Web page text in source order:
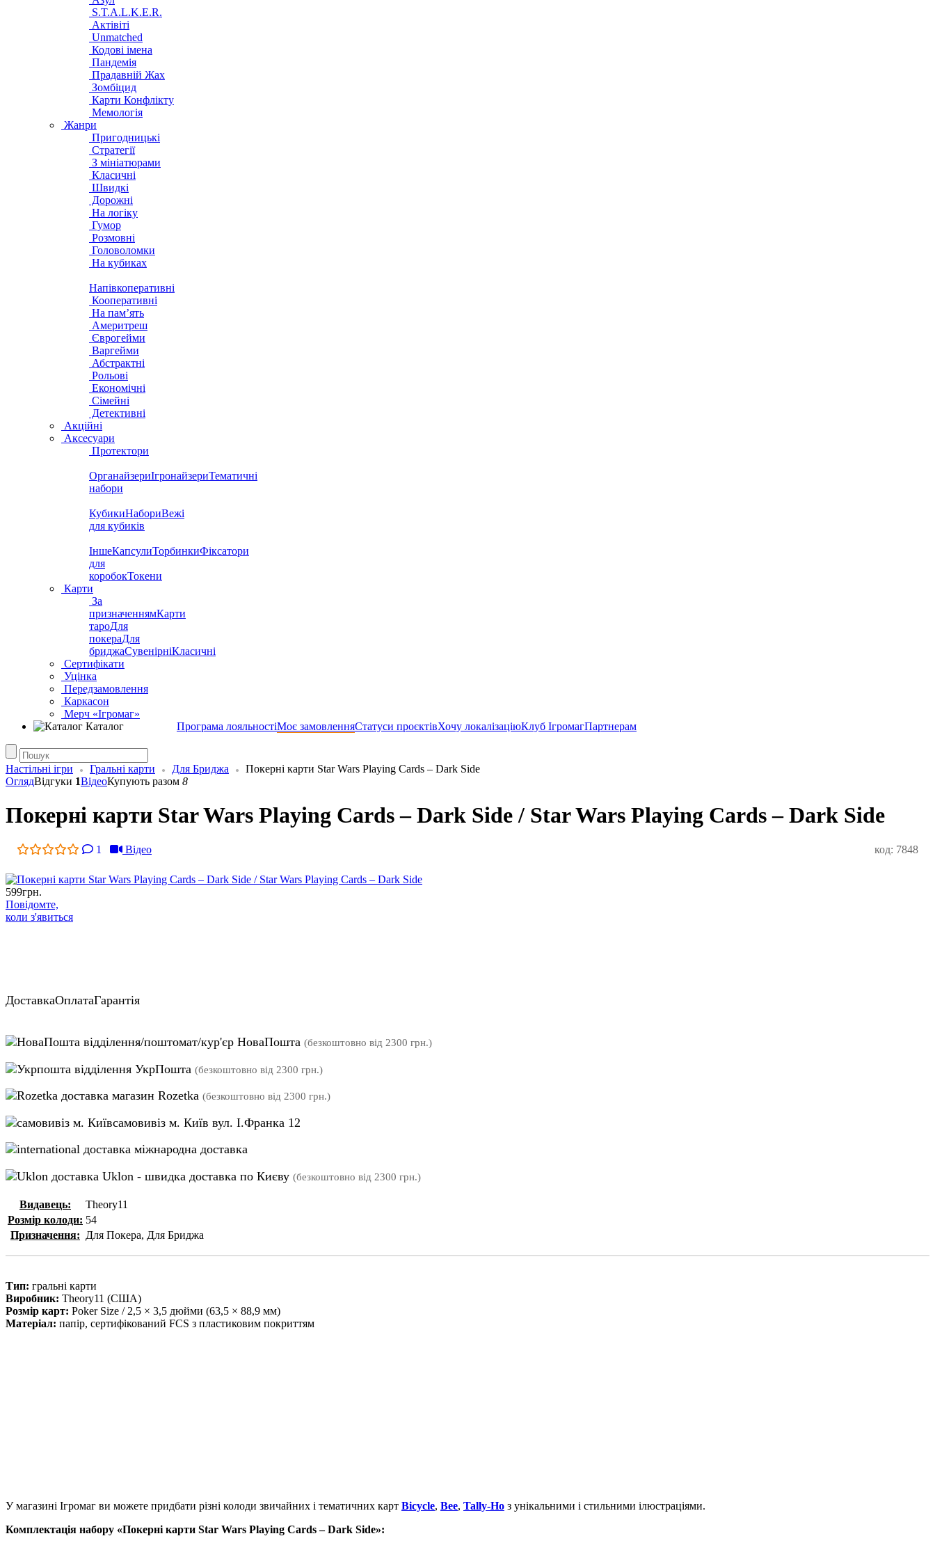
S.T.A.L.K.E.R.
Актівіті
Unmatched
Кодові імена
Пандемія
Прадавній Жах
Зомбіцид
Карти Конфлікту
Мемологія
Жанри
Пригодницькі
Стратегії
З мініатюрами
Класичні
Швидкі
Дорожні
На логіку
Гумор
Розмовні
Головоломки
На кубиках
Напівкоперативні
Кооперативні
На пам’ять
Америтреш
Єврогейми
Варгейми
Абстрактні
Рольові
Економічні
Сімейні
Детективні
Акційні
Аксесуари
Протектори
ОрганайзериІгронайзериТематичні
набори
КубикиНабориВежі
для кубиків
ІншеКапсулиТорбинкиФіксатори
для
коробокТокени
Карти
За
призначеннямКарти
тароДля
покераДля
бриджаСувенірніКласичні
Сертифікати
Уцінка
Передзамовлення
Каркасон
Мерч «Ігромаг»
Каталог
Програма лояльностіМоє замовленняСтатуси проєктівХочу локалізаціюКлуб ІгромагПартнерам
Настільні ігри Гральні карти Для Бриджа
Покерні карти Star Wars Playing Cards – Dark Side
ОглядВідгуки 1ВідеоКупують разом 8
Покерні карти Star Wars Playing Cards – Dark Side / Star Wars Playing Cards – Dark Side
1 Відео код: 7848
599грн.
Повідомте,
коли з'явиться
ДоставкаОплатаГарантія
відділення/поштомат/кур'єр НоваПошта (безкоштовно від 2300 грн.)
відділення УкрПошта (безкоштовно від 2300 грн.)
магазин Rozetka (безкоштовно від 2300 грн.)
самовивіз м. Київ вул. І.Франка 12
міжнародна доставка
Uklon - швидка доставка по Києву (безкоштовно від 2300 грн.)
Видавець:
Theory11
Розмір колоди: 54
Призначення: Для Покера, Для Бриджа
Тип: гральні карти
Виробник: Theory11 (США)
Розмір карт: Poker Size / 2,5 × 3,5 дюйми (63,5 × 88,9 мм)
Матеріал: папір, сертифікований FCS з пластиковим покриттям
У магазині Ігромаг ви можете придбати різні колоди звичайних і тематичних карт Bicycle, Bee, Tally-Ho з унікальними і стильними ілюстраціями.
Комплектація набору «Покерні карти Star Wars Playing Cards – Dark Side»: